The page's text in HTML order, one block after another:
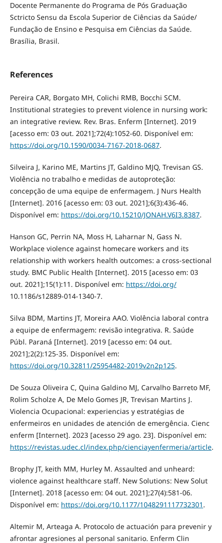
Docente Permanente do Programa de Pós Graduação
Sctricto Sensu da Escola Superior de Ciências da Saúde/
Fundação de Ensino e Pesquisa em Ciências da Saúde.
Brasília, Brasil.
References
Pereira CAR, Borgato MH, Colichi RMB, Bocchi SCM.
Institutional strategies to prevent violence in nursing work:
an integrative review. Rev. Bras. Enferm [Internet]. 2019
[acesso em: 03 out. 2021];72(4):1052-60. Disponível em:
https://doi.org/10.1590/0034-7167-2018-0687.
Silveira J, Karino ME, Martins JT, Galdino MJQ, Trevisan GS.
Violência no trabalho e medidas de autoproteção:
concepção de uma equipe de enfermagem. J Nurs Health
[Internet]. 2016 [acesso em: 03 out. 2021];6(3):436-46.
Disponível em: https://doi.org/10.15210/JONAH.V6I3.8387.
Hanson GC, Perrin NA, Moss H, Laharnar N, Gass N.
Workplace violence against homecare workers and its
relationship with workers health outcomes: a cross-sectional
study. BMC Public Health [Internet]. 2015 [acesso em: 03
out. 2021];15(1):11. Disponível em: https://doi.org/
10.1186/s12889-014-1340-7.
Silva BDM, Martins JT, Moreira AAO. Violência laboral contra
a equipe de enfermagem: revisão integrativa. R. Saúde
Públ. Paraná [Internet]. 2019 [acesso em: 04 out.
2021];2(2):125-35. Disponível em:
https://doi.org/10.32811/25954482-2019v2n2p125.
De Souza Oliveira C, Quina Galdino MJ, Carvalho Barreto MF,
Rolim Scholze A, De Melo Gomes JR, Trevisan Martins J.
Violencia Ocupacional: experiencias y estratégias de
enfermeiros en unidades de atención de emergência. Cienc
enferm [Internet]. 2023 [acesso 29 ago. 23]. Disponível em:
https://revistas.udec.cl/index.php/cienciayenfermeria/article.
Brophy JT, keith MM, Hurley M. Assaulted and unheard:
violence against healthcare staff. New Solutions: New Solut
[Internet]. 2018 [acesso em: 04 out. 2021];27(4):581-06.
Disponível em: https://doi.org/10.1177/1048291117732301 .
Altemir M, Arteaga A. Protocolo de actuación para prevenir y
afrontar agresiones al personal sanitario. Enferm Clin